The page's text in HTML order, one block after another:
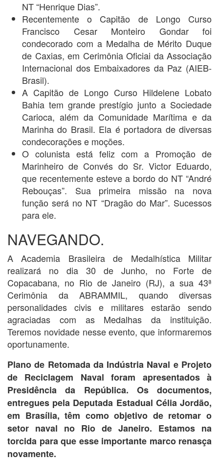
NT “Henrique Dias”.
Recentemente o Capitão de Longo Curso
Francisco Cesar Monteiro Gondar foi
condecorado com a Medalha de Mérito Duque
de Caxias, em Cerimônia Oficiai da Associação
Internacional dos Embaixadores da Paz (AIEB-
Brasil).
A Capitão de Longo Curso Hildelene Lobato
Bahia tem grande prestígio junto a Sociedade
Carioca, além da Comunidade Marítima e da
Marinha do Brasil. Ela é portadora de diversas
condecorações e moções.
O colunista está feliz com a Promoção de
Marinheiro de Convés do Sr. Victor Eduardo,
que recentemente esteve a bordo do NT “André
Rebouças”. Sua primeira missão na nova
função será no NT “Dragão do Mar”. Sucessos
para ele.
NAVEGANDO.
A Academia Brasileira de Medalhística Militar
realizará no dia 30 de Junho, no Forte de
Copacabana, no Rio de Janeiro (RJ), a sua 43ª
Cerimônia da ABRAMMIL, quando diversas
personalidades civis e militares estarão sendo
agraciadas com as Medalhas da instituição.
Teremos novidade nesse evento, que informaremos
oportunamente.
Plano de Retomada da Indústria Naval e Projeto
de Reciclagem Naval foram apresentados à
Presidência da República. Os documentos,
entregues pela Deputada Estadual Célia Jordão,
em Brasília, têm como objetivo de retomar o
setor naval no Rio de Janeiro. Estamos na
torcida para que esse importante marco renasça
novamente.